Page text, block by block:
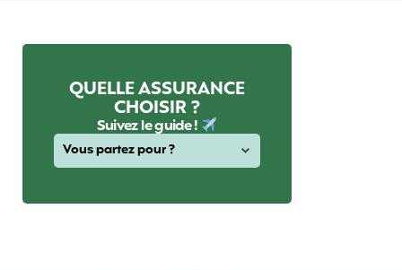
QUELLE ASSURANCE
CHOISIR ?
Suivez le guide !